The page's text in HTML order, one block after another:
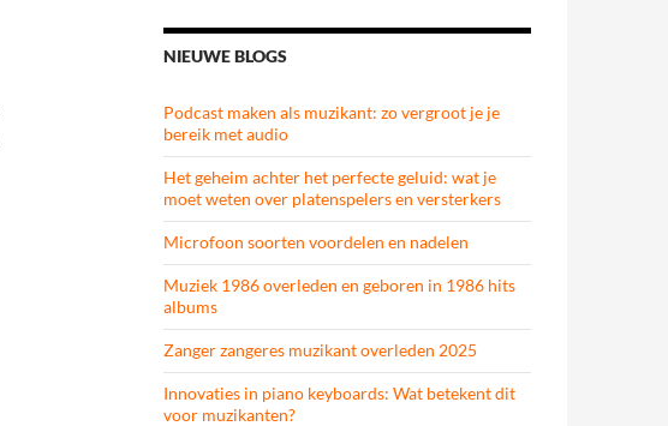
NIEUWE BLOGS
Podcast maken als muzikant: zo vergroot je je
bereik met audio
Het geheim achter het perfecte geluid: wat je
moet weten over platenspelers en versterkers
Microfoon soorten voordelen en nadelen
Muziek 1986 overleden en geboren in 1986 hits
albums
Zanger zangeres muzikant overleden 2025
Innovaties in piano keyboards: Wat betekent dit
voor muzikanten?